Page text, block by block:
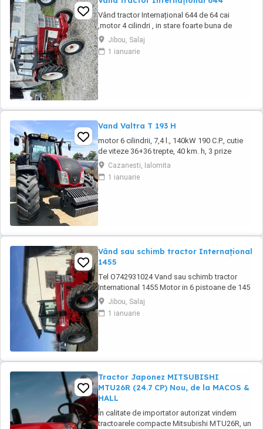
Vând tractor Internațional 644 de 64 cai
,motor 4 cilindri , in stare foarte buna de
functionare, cutie de viteze mecanica cu 2
manete ,ambreiaj priza, cauciucuri in stare
bună ,fara defecte, revizie facuta, schimburi
Jibou, Salaj
1 ianuarie
Vand Valtra T 193 H
motor 6 cilindrii, 7,4 l., 140kW 190 C.P., cutie
de viteze 36+36 trepte, 40 km. h, 3 prize
hidraulice, 650 65 r 42 spate, 540 65 r 30,
6.240 ore, an 2013, TVA inclus în preț.
Cazanesti, Ialomita
1 ianuarie
Vând sau schimb tractor Internațional
1455
Tel O742931024 Vand sau schimb tractor
International 1455 Motor in 6 pistoane de 145
cai cu turbo Cilindru ajutător la ridicare Tiranti
față Cauciucuri in stare foarte buna Tractorul
se afla intr-o stare foarte buna, fara
Jibou, Salaj
1 ianuarie
Tractor Japonez MITSUBISHI
MTU26R (24.7 CP) Nou, de la MACOS &
HALL
În calitate de importator autorizat vindem
tractoarele compacte Mitsubishi MTU26R, un